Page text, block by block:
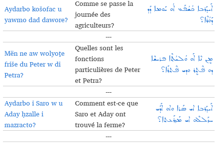
Aydarbo košofac u
yawmo dad dawore?
Comme se passe la
journée des
agriculteurs?
ܐܰܝܕܰܪܒܐ ܟܳܫܳܦܰܥ ܐܳܘ ܝܰܘܡܐ ܕܰܕ
ܕܰܘܳܪܶܐ؟
---
Mën ne aw wolyoṯe
friše du Peter w di
Petra?
Quelles sont les
fonctions
particulières de Peter
et Petra?
ܡܷܢ ܢܶܐ ܐܰܘ ܘܳܠܝܳܬ݂ܶܐ ܦܪܝܫܶܐ
ܕܘ ܦ݁ܶܬܷܪ ܘܕܝ ܦ݁ܶܬܪܰܐ؟
---
Aydarbo i Saro w u
Aday ḥzalle i
mazracto?
Comment est-ce que
Saro et Aday ont
trouvé la ferme?
ܐܰܝܕܰܪܒܐ ܐܝ ܣܰܪܐ ܘܐܘ ܐܰܕܰܝ
ܚܙܰܠܠܶܗ ܐܝ ܡܰܙܪܰܥܬܐ؟
---